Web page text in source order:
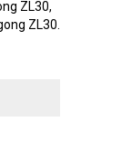
ZL30,
ZL30.